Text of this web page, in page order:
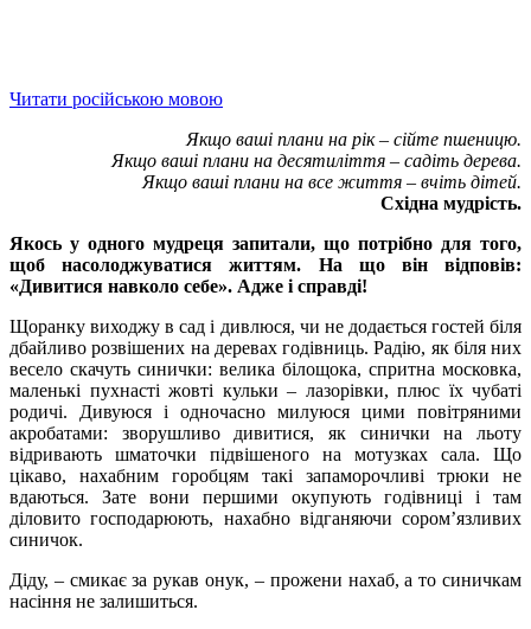
Читати російською мовою
Якщо ваші плани на рік – сійте пшеницю.
Якщо ваші плани на десятиліття – садіть дерева.
Якщо ваші плани на все життя – вчіть дітей.
Східна мудрість.
Якось у одного мудреця запитали, що потрібно для того,
щоб насолоджуватися життям. На що він відповів:
«Дивитися навколо себе». Адже і справді!
Щоранку виходжу в сад і дивлюся, чи не додається гостей біля
дбайливо розвішених на деревах годівниць. Радію, як біля них
весело скачуть синички: велика білощока, спритна московка,
маленькі пухнасті жовті кульки – лазорівки, плюс їх чубаті
родичі. Дивуюся і одночасно милуюся цими повітряними
акробатами: зворушливо дивитися, як синички на льоту
відривають шматочки підвішеного на мотузках сала. Що
цікаво, нахабним горобцям такі запаморочливі трюки не
вдаються. Зате вони першими окупують годівниці і там
діловито господарюють, нахабно відганяючи сором’язливих
синичок.
Діду, – смикає за рукав онук, – прожени нахаб, а то синичкам
насіння не залишиться.